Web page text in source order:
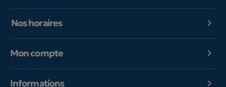
Nos horaires 
Mon compte 
Informations 